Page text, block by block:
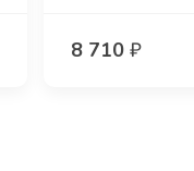
8 710₽